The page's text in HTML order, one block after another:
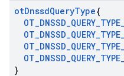
otDnssdQueryType{
OT_DNSSD_QUERY_TYPE_
OT_DNSSD_QUERY_TYPE_
OT_DNSSD_QUERY_TYPE_
OT_DNSSD_QUERY_TYPE_
}